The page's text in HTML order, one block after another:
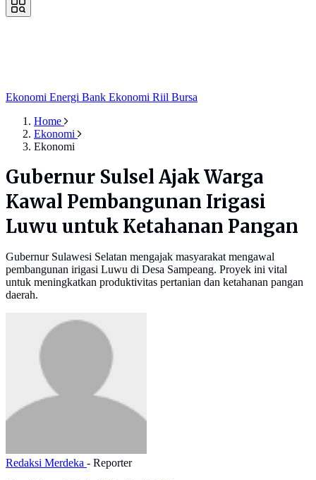
Ekonomi Energi Bank Ekonomi Riil Bursa
Home
Ekonomi
Ekonomi
Gubernur Sulsel Ajak Warga
Kawal Pembangunan Irigasi
Luwu untuk Ketahanan Pangan
Gubernur Sulawesi Selatan mengajak masyarakat mengawal
pembangunan irigasi Luwu di Desa Sampeang. Proyek ini vital
untuk meningkatkan produktivitas pertanian dan ketahanan pangan
daerah.
Redaksi Merdeka - Reporter